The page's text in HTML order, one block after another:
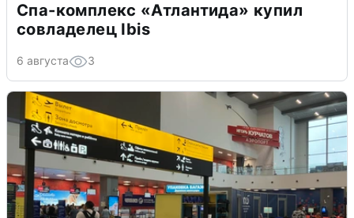
Спа-комплекс «Атлантида» купил
совладелец Ibis
6 августа 3